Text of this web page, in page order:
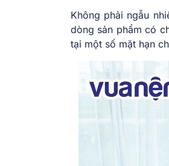
Không phải ngẫu
dòng sản phẩm có
tại một số mặt hạn